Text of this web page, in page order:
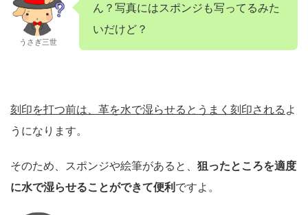
うさぎ三世
ん？写真にはスポンジも写ってるみた
いだけど？
刻印を打つ前は、革を水で湿らせるとうまく刻印される よ
うになります。
そのため、スポンジや絵筆があると、 狙ったところを適度
に水で湿らせることができて便利 ですよ。